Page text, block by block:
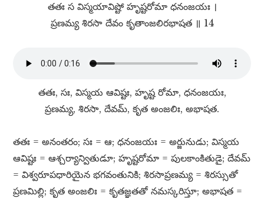
తతః స విస్మయావిష్టో హృష్టరోమా ధనంజయః ।
ప్రణమ్య శిరసా దేవం కృతాంజలిరభాషత ॥ 14
తతః, సః, విస్మయ ఆవిష్టః, హృష్ట రోమా, ధనంజయః,
ప్రణమ్య, శిరసా, దేవమ్​, కృత అంజలిః, అభాషత.
తతః = అనంతరం; సః = ఆ; ధనంజయః = అర్జునుడు; విస్మయ
ఆవిష్టః = ఆశ్చర్యాన్వితుడూ; హృష్టరోమా = పులకాంకితుడై; దేవమ్​
= విశ్వరూపధారియైన భగవంతునికి; శిరసాప్రణమ్య = శిరస్సుతో
ప్రణమిల్లి; కృత అంజలిః = కృతజ్ఞతతో నమస్కరిస్తూ; అభాషత =